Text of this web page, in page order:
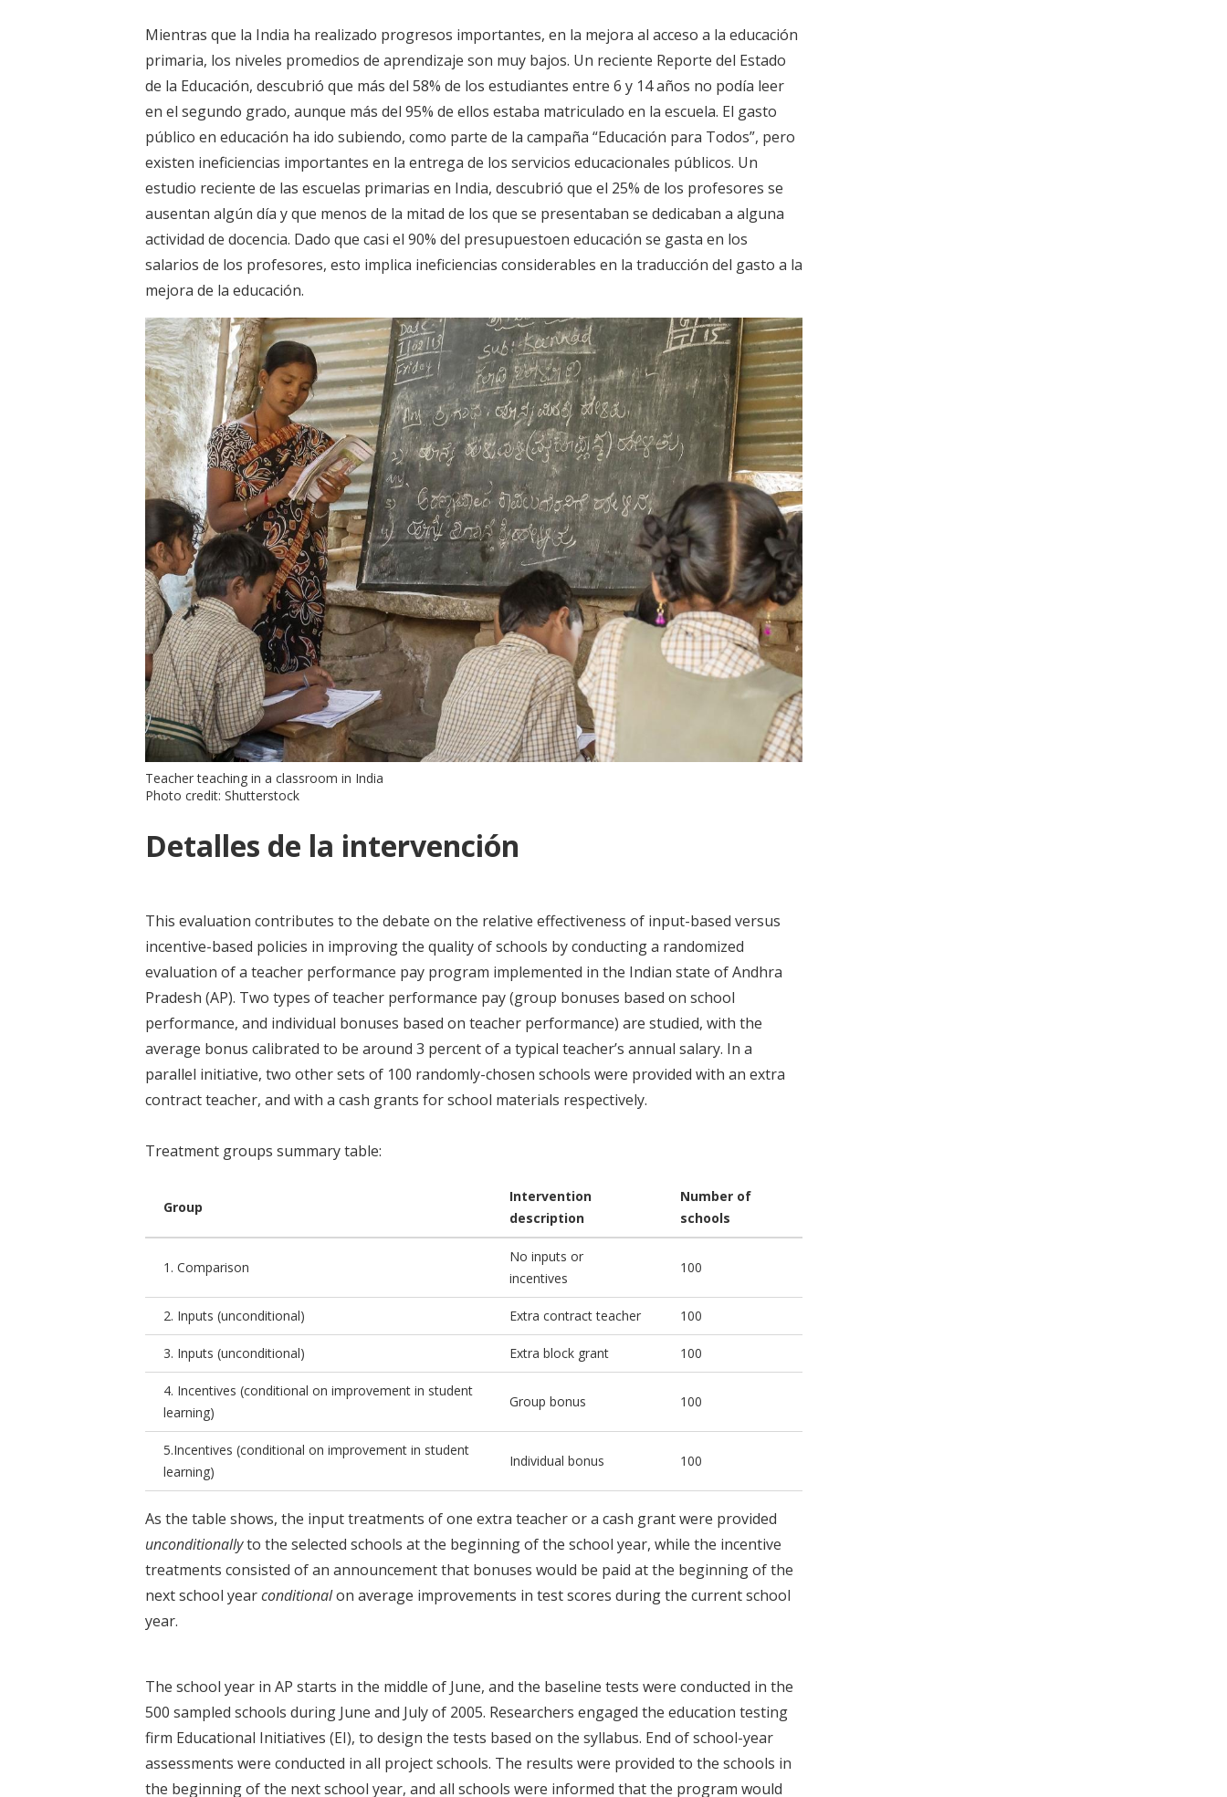
Mientras que la India ha realizado progresos importantes, en la mejora al acceso a la educación
primaria, los niveles promedios de aprendizaje son muy bajos. Un reciente Reporte del Estado
de la Educación, descubrió que más del 58% de los estudiantes entre 6 y 14 años no podía leer
en el segundo grado, aunque más del 95% de ellos estaba matriculado en la escuela. El gasto
público en educación ha ido subiendo, como parte de la campaña “Educación para Todos”, pero
existen ineficiencias importantes en la entrega de los servicios educacionales públicos. Un
estudio reciente de las escuelas primarias en India, descubrió que el 25% de los profesores se
ausentan algún día y que menos de la mitad de los que se presentaban se dedicaban a alguna
actividad de docencia. Dado que casi el 90% del presupuestoen educación se gasta en los
salarios de los profesores, esto implica ineficiencias considerables en la traducción del gasto a la
mejora de la educación.
Teacher teaching in a classroom in India
Photo credit: Shutterstock
Detalles de la intervención
This evaluation contributes to the debate on the relative effectiveness of input-based versus
incentive-based policies in improving the quality of schools by conducting a randomized
evaluation of a teacher performance pay program implemented in the Indian state of Andhra
Pradesh (AP). Two types of teacher performance pay (group bonuses based on school
performance, and individual bonuses based on teacher performance) are studied, with the
average bonus calibrated to be around 3 percent of a typical teacher’s annual salary. In a
parallel initiative, two other sets of 100 randomly-chosen schools were provided with an extra
contract teacher, and with a cash grants for school materials respectively.
Treatment groups summary table:
Group
Intervention
description
Number of
schools
1. Comparison
No inputs or
incentives
100
2. Inputs (unconditional) Extra contract teacher 100
3. Inputs (unconditional) Extra block grant 100
4. Incentives (conditional on improvement in student
learning)
Group bonus 100
5.Incentives (conditional on improvement in student
learning)
Individual bonus 100
As the table shows, the input treatments of one extra teacher or a cash grant were provided
unconditionallyto the selected schools at the beginning of the school year, while the incentive
treatments consisted of an announcement that bonuses would be paid at the beginning of the
next school yearconditionalon average improvements in test scores during the current school
year.
The school year in AP starts in the middle of June, and the baseline tests were conducted in the
500 sampled schools during June and July of 2005. Researchers engaged the education testing
firm Educational Initiatives (EI), to design the tests based on the syllabus. End of school-year
assessments were conducted in all project schools. The results were provided to the schools in
the beginning of the next school year, and all schools were informed that the program would